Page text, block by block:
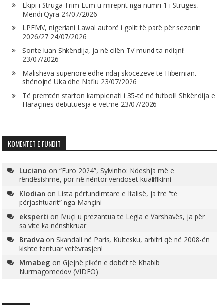
Ekipi i Struga Trim Lum u mirëprit nga numri 1 i Strugës,
Mendi Qyra 24/07/2026
LPFMV, nigeriani Lawal autorë i golit të parë për sezonin
2026/27 24/07/2026
Sonte luan Shkëndija, ja në cilën TV mund ta ndiqni!
23/07/2026
Malisheva superiore edhe ndaj skocezëve të Hibernian,
shënojnë Uka dhe Nafiu 23/07/2026
Të premtën starton kampionati i 35-të në futboll! Shkëndija e
Haraçinës debutuesja e vetme 23/07/2026
KOMENTET E FUNDIT
Luciano on“Euro 2024”, Sylvinho: Ndeshja më e
rëndësishme, por në nëntor vendoset kualifikimi
Klodian on Lista përfundimtare e Italisë, ja tre “të
përjashtuarit” nga Mançini
eksperti on Muçi u prezantua te Legia e Varshavës, ja për
sa vite ka nënshkruar
Bradva onSkandali në Paris, Kultesku, arbitri që në 2008-ën
kishte tentuar vetëvrasjen!
Mmabeg onGjejnë pikën e dobët të Khabib
Nurmagomedov (VIDEO)